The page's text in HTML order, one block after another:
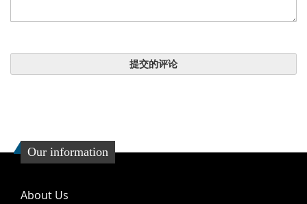
提交的评论
Our information
About Us